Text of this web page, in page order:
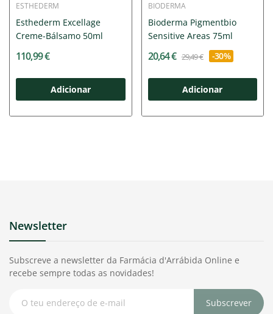
ESTHEDERM
Esthederm Excellage
Creme-Bálsamo 50ml
110,99 €
Adicionar
BIODERMA
Bioderma Pigmentbio
Sensitive Areas 75ml
20,64 € 29,49 € -30%
Adicionar
Newsletter
Subscreve a newsletter da Farmácia d'Arrábida Online e
recebe sempre todas as novidades!
Subscrever